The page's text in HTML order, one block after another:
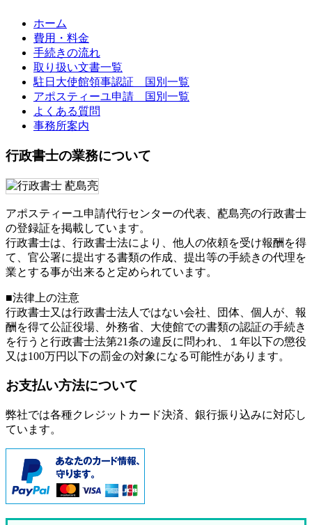
ホーム
費用・料金
手続きの流れ
取り扱い文書一覧
駐日大使館領事認証 国別一覧
アポスティーユ申請 国別一覧
よくある質問
事務所案内
行政書士の業務について
アポスティーユ申請代行センターの代表、蓜島亮の行政書士
の登録証を掲載しています。
行政書士は、行政書士法により、他人の依頼を受け報酬を得
て、官公署に提出する書類の作成、提出等の手続きの代理を
業とする事が出来ると定められています。
■法律上の注意
行政書士又は行政書士法人ではない会社、団体、個人が、報
酬を得て公証役場、外務省、大使館での書類の認証の手続き
を行うと行政書士法第21条の違反に問われ、
１年以下の懲役
又は100万円以下の罰金の対象になる可能性があります。
お支払い方法について
弊社では各種クレジットカード決済、銀行振り込みに対応し
ています。